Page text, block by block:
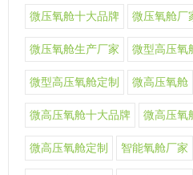
微压氧舱十大品牌 微压氧舱厂
微压氧舱生产厂家 微型高压氧
微型高压氧舱定制 微高压氧舱
微高压氧舱十大品牌 微高压氧
微高压氧舱定制 智能氧舱厂家